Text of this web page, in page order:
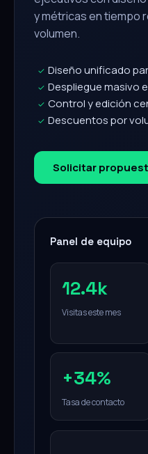
y métricas en tiempo
volumen.
✓ Diseño unificado
✓ Despliegue masivo
✓ Control y edición
✓ Descuentos por
Solicitar
Panel de equipo
12.4k
Visitas este mes
+34%
Tasa de contacto